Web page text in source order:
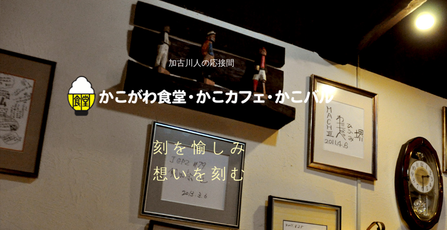
加古川人の応接間
刻を愉しみ
想いを刻む